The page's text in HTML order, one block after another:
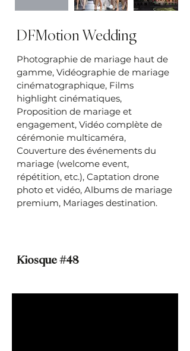
DFMotion Wedding
Photographie de mariage haut de
gamme, Vidéographie de mariage
cinématographique, Films
highlight cinématiques,
Proposition de mariage et
engagement, Vidéo complète de
cérémonie multicaméra,
Couverture des événements du
mariage (welcome event,
répétition, etc.), Captation drone
photo et vidéo, Albums de mariage
premium, Mariages destination.
Kiosque #48